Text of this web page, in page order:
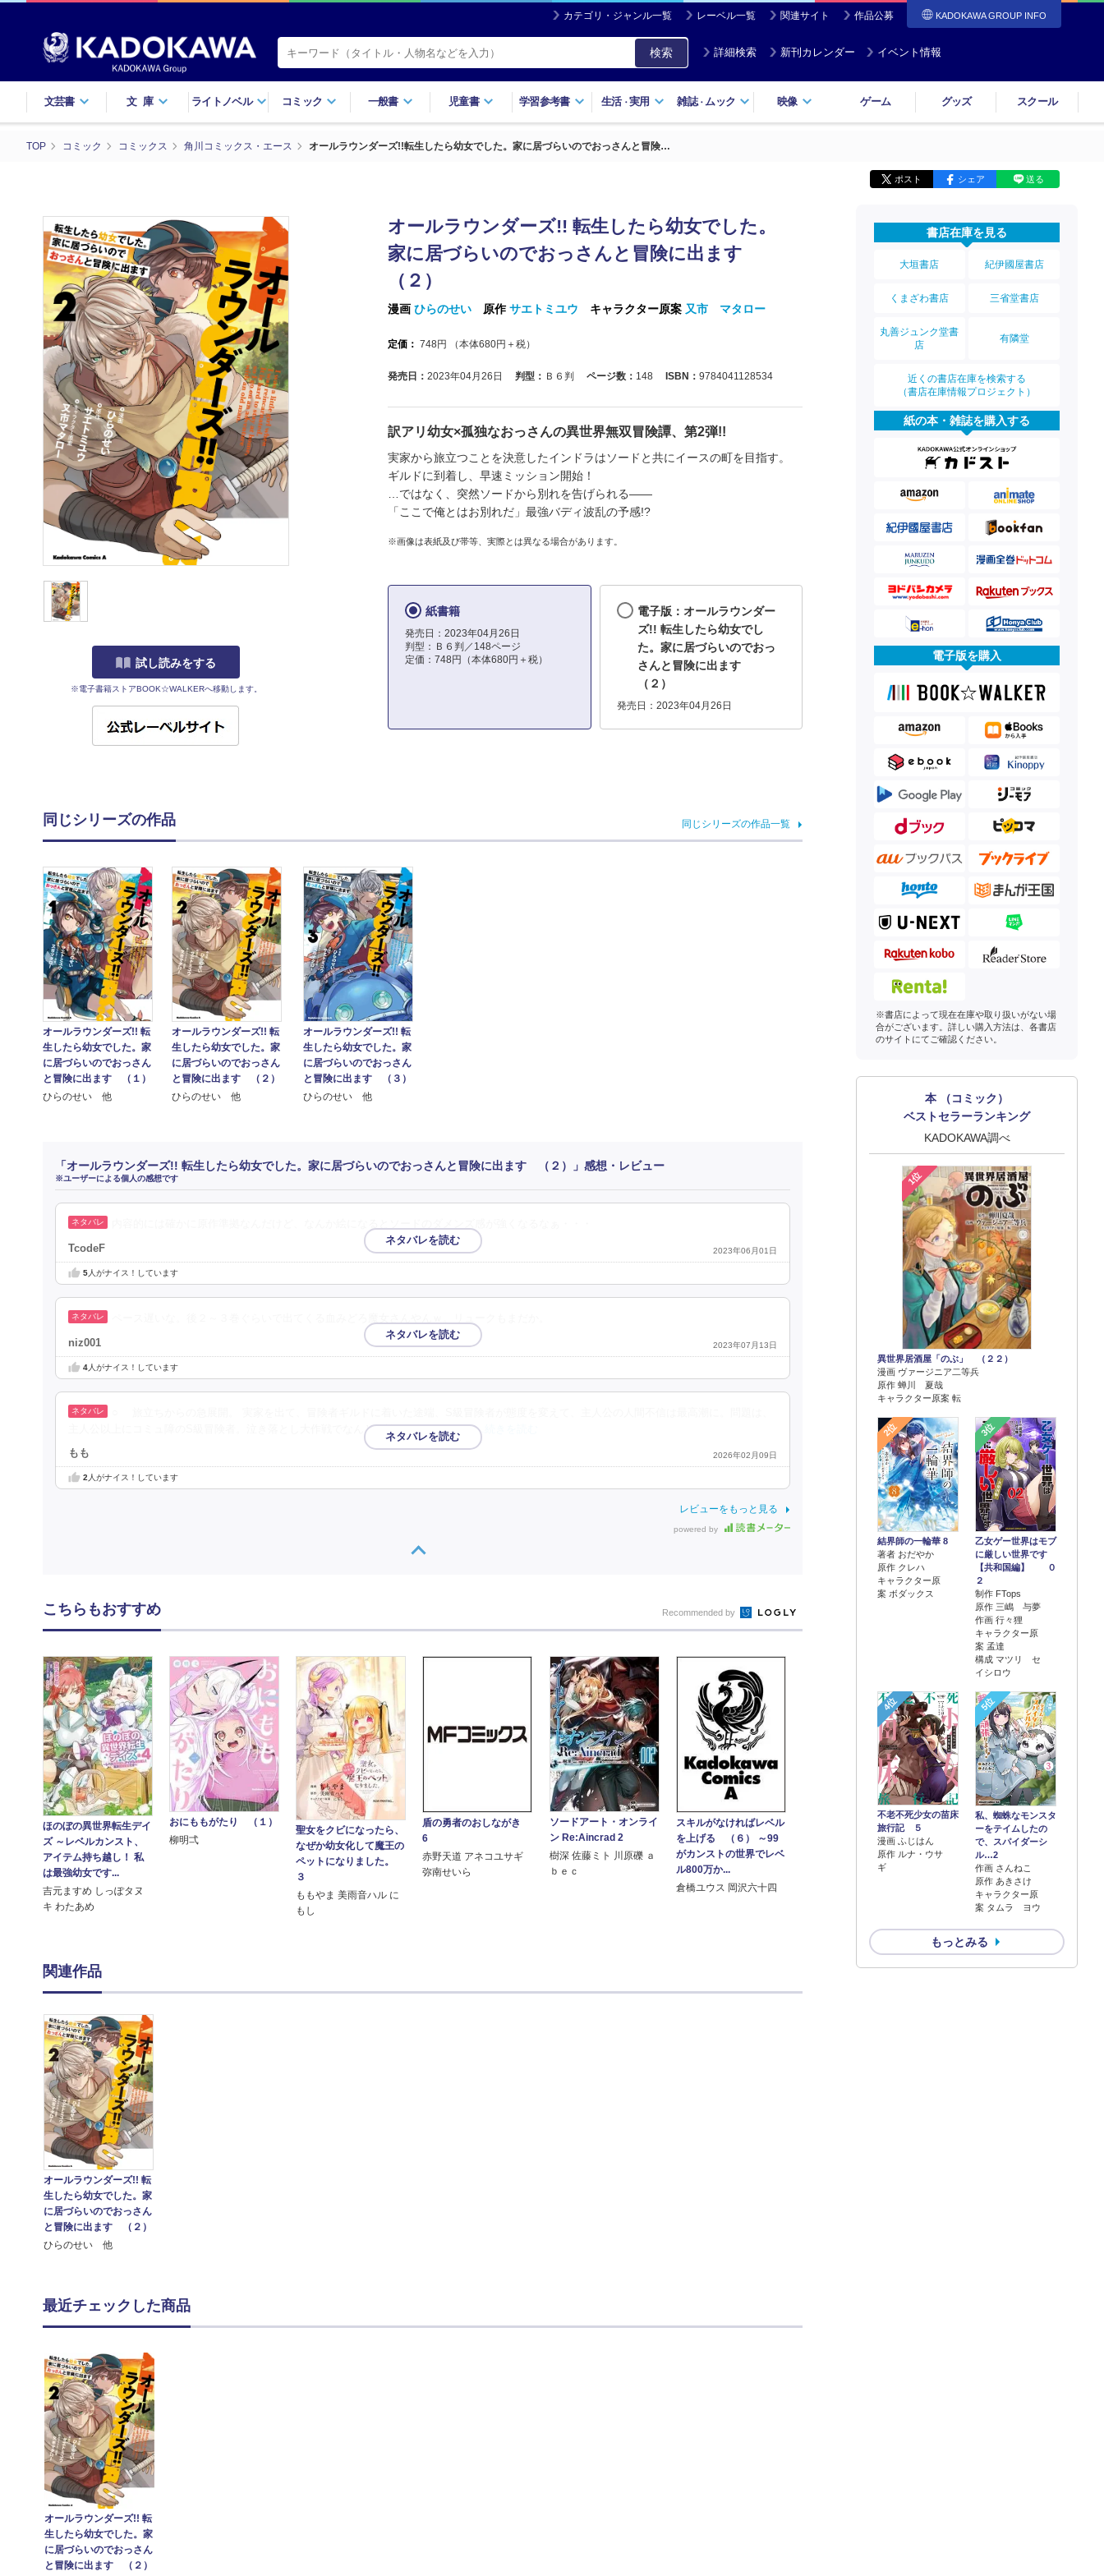
カテゴリ・ジャンル一覧 レーベル一覧 関連サイト 作品公募 KADOKAWA GROUP INFO
検索 詳細検索 新刊カレンダー イベント情報
文芸書 文庫 ライトノベル コミック 一般書 児童書 学習参考書 生活・実用 雑誌・ ムック 映像 ゲーム グッズ スクール
TOP コミック コミックス 角川コミックス・エース オールラウンダーズ!!転生したら幼女でした。家に居づらいのでおっさんと冒険…
ポスト シェア 送る
試し読みをする
※電子書籍ストアBOOK☆WALKERへ移動します。
オールラウンダーズ!! 転生したら幼女でした。
家に居づらいのでおっさんと冒険に出ます
（２）
漫画 ひらのせい 原作サエトミユウ キャラクター原案 又市 マタロー
定価： 748円 （本体680円＋税）
発売日： 2023年04月26日 判型： Ｂ６判 ページ数： 148 ISBN： 9784041128534
訳アリ幼女×孤独なおっさんの異世界無双冒険譚、第2弾!!
実家から旅立つことを決意したインドラはソードと共にイースの町を目指す。
ギルドに到着し、早速ミッション開始！
…ではなく、突然ソードから別れを告げられる――
「ここで俺とはお別れだ」最強バディ波乱の予感!?
※画像は表紙及び帯等、実際とは異なる場合があります。
紙書籍
発売日：2023年04月26日
判型：Ｂ６判／148ページ
定価：748円（本体680円＋税）
電子版：オールラウンダー
ズ!! 転生したら幼女でし
た。家に居づらいのでおっ
さんと冒険に出ます
（２）
発売日：2023年04月26日
同じシリーズの作品 同じシリーズの作品一覧
オールラウンダーズ!! 転
生したら幼女でした。家
に居づらいのでおっさん
と冒険に出ます （１）
ひらのせい 他
オールラウンダーズ!! 転
生したら幼女でした。家
に居づらいのでおっさん
と冒険に出ます （２）
ひらのせい 他
オールラウンダーズ!! 転
生したら幼女でした。家
に居づらいのでおっさん
と冒険に出ます （３）
ひらのせい 他
「オールラウンダーズ!! 転生したら幼女でした。家に居づらいのでおっさんと冒険に出ます （２）」感想・レビュー
※ユーザーによる個人の感想です
TcodeF 2023年06月01日
5人がナイス！しています
niz001 2023年07月13日
4人がナイス！しています
主人公以上にコミュ障のS級冒険者。泣き落とし大作戦でなんとか許してもらったみ …続きを読む
もも 2026年02月09日
2 人がナイス！しています
レビューをもっと見る
powered by
書店在庫を見る
大垣書店 紀伊國屋書店
くまざわ書店 三省堂書店
丸善ジュンク堂書
店
有隣堂
近くの書店在庫を検索する
（書店在庫情報プロジェクト）
紙の本・雑誌を購入する
電子版を購入
※書店によって現在在庫や取り扱いがない場
合がございます。詳しい購入方法は、各書店
のサイトにてご確認ください。
本 （コミック）
ベストセラーランキング
KADOKAWA調べ
1位
異世界居酒屋「のぶ」 （２２）
漫画 ヴァージニア二等兵
原作 蝉川 夏哉
キャラクター原案 転
2位
結界師の一輪華 8
著者 おだやか
原作 クレハ
キャラクター原
案 ボダックス
3位
乙女ゲー世界はモブ
に厳しい世界です
【共和国編】 ０
２
制作 FTops
原作 三嶋 与夢
作画 行々狸
キャラクター原
案 孟達
構成 マツリ セ
イシロウ
4位
不老不死少女の苗床
旅行記 ５
漫画 ふじはん
原作 ルナ・ウサ
ギ
5位
私、蜘蛛なモンスタ
ーをテイムしたの
で、スパイダーシ
ル…2
作画 さんねこ
原作 あきさけ
キャラクター原
案 タムラ ヨウ
もっとみる
こちらもおすすめ Recommended by
ほのぼの異世界転生デイ
ズ ～レベルカンスト、
アイテム持ち越し！ 私
は最強幼女です...
吉元ますめ しっぽタヌ
キ わたあめ
おにももがたり （１）
柳明弌
聖女をクビになったら、
なぜか幼女化して魔王の
ペットになりました。
３
ももやま 美雨音ハル に
もし
盾の勇者のおしながき
6
赤野天道 アネコユサギ
弥南せいら
ソードアート・オンライ
ン Re:Aincrad 2
樹深 佐藤ミト 川原礫 ａ
ｂｅｃ
スキルがなければレベル
を上げる （６） ～99
がカンストの世界でレベ
ル800万か...
倉橋ユウス 岡沢六十四
関連作品
オールラウンダーズ!! 転
生したら幼女でした。家
に居づらいのでおっさん
と冒険に出ます （２）
ひらのせい 他
最近チェックした商品
オールラウンダーズ!! 転
生したら幼女でした。家
に居づらいのでおっさん
と冒険に出ます （２）